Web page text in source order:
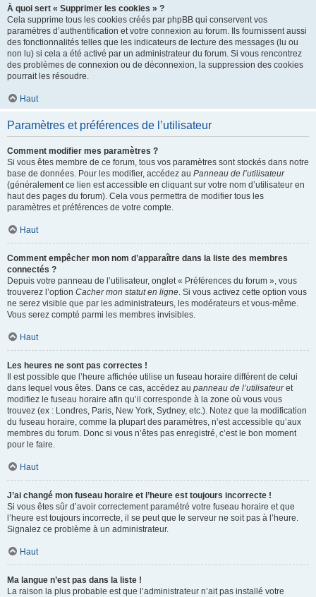
À quoi sert « Supprimer les cookies » ?
Cela supprime tous les cookies créés par phpBB qui conservent vos
paramètres d’authentification et votre connexion au forum. Ils fournissent aussi
des fonctionnalités telles que les indicateurs de lecture des messages (lu ou
non lu) si cela a été activé par un administrateur du forum. Si vous rencontrez
des problèmes de connexion ou de déconnexion, la suppression des cookies
pourrait les résoudre.
Haut
Paramètres et préférences de l’utilisateur
Comment modifier mes paramètres ?
Si vous êtes membre de ce forum, tous vos paramètres sont stockés dans notre
base de données. Pour les modifier, accédez au Panneau de l’utilisateur
(généralement ce lien est accessible en cliquant sur votre nom d’utilisateur en
haut des pages du forum). Cela vous permettra de modifier tous les
paramètres et préférences de votre compte.
Haut
Comment empêcher mon nom d’apparaître dans la liste des membres
connectés ?
Depuis votre panneau de l’utilisateur, onglet « Préférences du forum », vous
trouverez l’option Cacher mon statut en ligne. Si vous activez cette option vous
ne serez visible que par les administrateurs, les modérateurs et vous-même.
Vous serez compté parmi les membres invisibles.
Haut
Les heures ne sont pas correctes !
Il est possible que l’heure affichée utilise un fuseau horaire différent de celui
dans lequel vous êtes. Dans ce cas, accédez au panneau de l’utilisateuret
modifiez le fuseau horaire afin qu’il corresponde à la zone où vous vous
trouvez (ex : Londres, Paris, New York, Sydney, etc.). Notez que la modification
du fuseau horaire, comme la plupart des paramètres, n’est accessible qu’aux
membres du forum. Donc si vous n’êtes pas enregistré, c’est le bon moment
pour le faire.
Haut
J’ai changé mon fuseau horaire et l’heure est toujours incorrecte !
Si vous êtes sûr d’avoir correctement paramétré votre fuseau horaire et que
l’heure est toujours incorrecte, il se peut que le serveur ne soit pas à l’heure.
Signalez ce problème à un administrateur.
Haut
Ma langue n’est pas dans la liste !
La raison la plus probable est que l’administrateur n’ait pas installé votre